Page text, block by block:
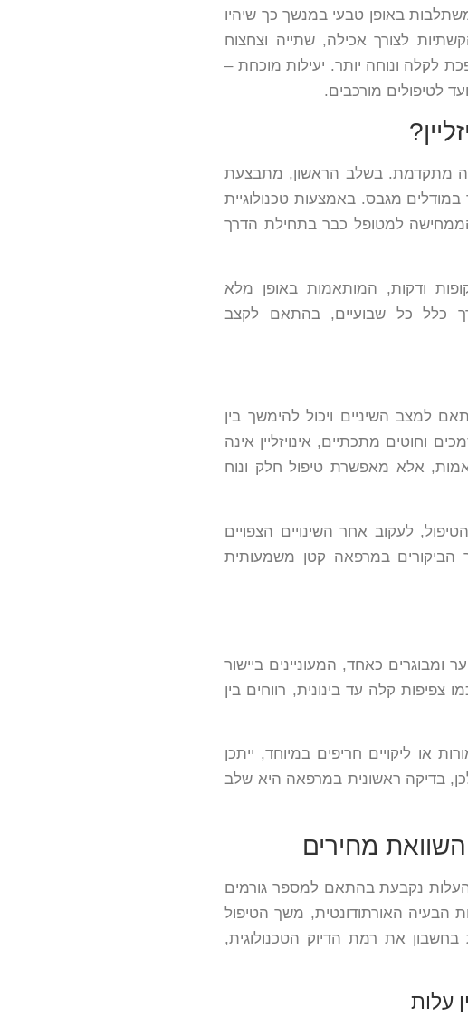
באופן טבעי במנשך כך שיהיו
לצורך אכילה, שתייה וצחצוח
לקלה ונוחה יותר. יעילות מוכחת –
לטיפולים מורכבים.
מתקדמת. בשלב הראשון, מתבצעת
מגבס. באמצעות טכנולוגיית
למטופל כבר בתחילת הדרך
ודקות, המותאמות באופן מלא
כלל כל שבועיים, בהתאם לקצב
למצב השיניים ויכול להימשך בין
וחוטים מתכתיים, אינויזליין אינה
אלא מאפשרת טיפול חלק ונוח
לעקוב אחר השינויים הצפויים
במרפאה קטן משמעותית
ומבוגרים כאחד, המעוניינים ביישור
צפיפות קלה עד בינונית, רווחים בין
או ליקויים חריפים במיוחד, ייתכן
לכן, בדיקה ראשונית במרפאה היא שלב
השוואת מחירים
העלות נקבעת בהתאם למספר גורמים
הבעיה האורתודונטית, משך הטיפול
את רמת הדיוק הטכנולוגית,